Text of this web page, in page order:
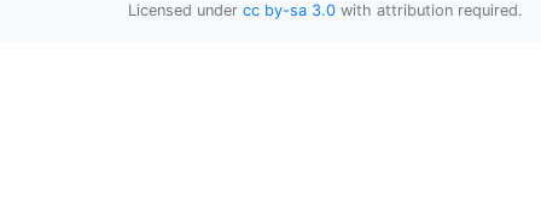
Licensed under cc by-sa 3.0 with attribution required.